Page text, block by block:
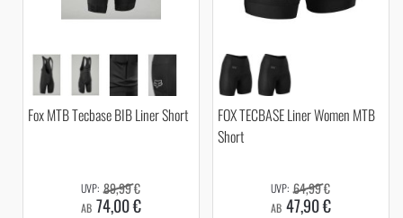
Fox MTB Tecbase BIB Liner Short
AB 74,00 €
89,99 €
FOX TECBASE Liner Women MTB
Short
AB 47,90 €
64,99 €